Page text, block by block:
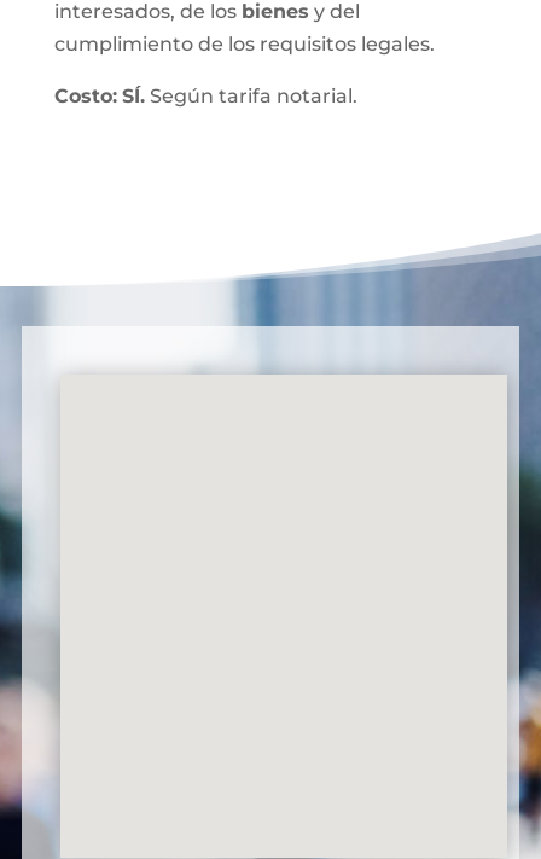
interesados, de los bienes y del
cumplimiento de los requisitos legales.
Costo: SÍ.Según tarifa notarial.